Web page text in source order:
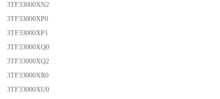
3TF33000XN2
3TF33000XP0
3TF33000XP1
3TF33000XQ0
3TF33000XQ2
3TF33000XR0
3TF33000XU0